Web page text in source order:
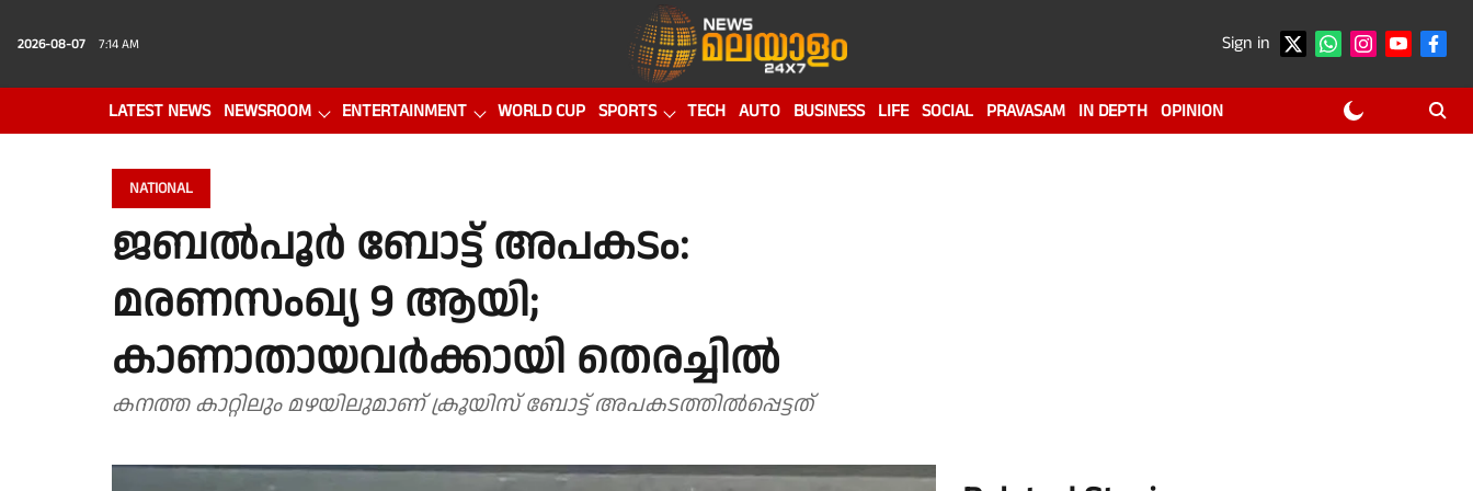
2026-08-07 7:14 AM Sign in
LATEST NEWS NEWSROOM ENTERTAINMENT WORLD CUP SPORTS TECH AUTO BUSINESS LIFE SOCIAL PRAVASAM IN DEPTH OPINION
NATIONAL
ജബൽപൂർ ബോട്ട് അപകടം:
മരണസംഖ്യ 9 ആയി;
കാണാതായവർക്കായി തെരച്ചിൽ
കനത്ത കാറ്റിലും മഴയിലുമാണ് ക്രൂയിസ് ബോട്ട് അപകടത്തിൽപ്പെട്ടത്